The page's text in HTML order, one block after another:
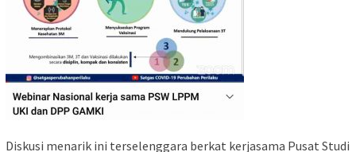
Diskusi menarik ini terselenggara berkat kerjasama Pusat Studi